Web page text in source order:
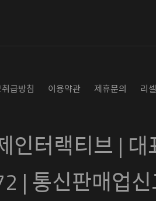
급방침 이용약관 제휴문의
리
인터랙티브 |
| 통신판매업